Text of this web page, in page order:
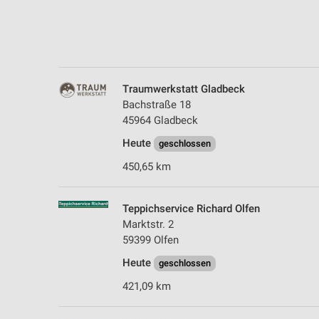
Traumwerkstatt Gladbeck
Bachstraße 18
45964 Gladbeck
Heute
geschlossen
450,65 km
Teppichservice Richard Olfen
Marktstr. 2
59399 Olfen
Heute
geschlossen
421,09 km
Entwicklung und Verbesserung der Angebote
Verwendung reduzierter Daten zur Auswahl von Inhalten
Verwendung genauer Standortdaten
Nicht-IAB-Verarbeitungszwecke: